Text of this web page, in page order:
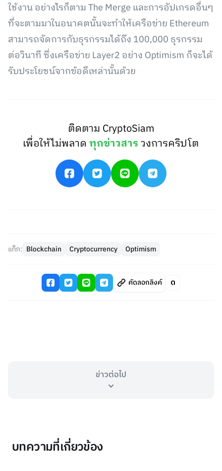
ใช้งาน อย่างไรก็ตาม The Merge และการอัปเกรดอื่นๆ
ที่จะตามมาในอนาคตนั้นจะทำให้เครือข่าย Ethereum
สามารถจัดการกับธุรกรรมได้ถึง 100,000 ธุรกรรม
ต่อวินาที ซึ่งเครือข่าย Layer2 อย่าง Optimism ก็จะได้
รับประโยชน์จากข้อดีเหล่านั้นด้วย
ติดตาม CryptoSiam
เพื่อให้ไม่พลาดทุกข่าวสารวงการคริปโต
แท็ก: Blockchain Cryptocurrency Optimism
คัดลอกลิงค์
ข่าวต่อไป
บทความที่เกี่ยวข้อง